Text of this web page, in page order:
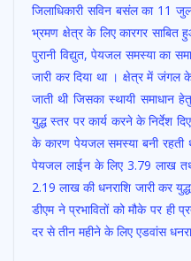
जिलाधिकारी सविन बसंल का 11
भ्रमण क्षेत्र के लिए कारगर साबित
पुरानी विद्युत, पेयजल समस्या का
जारी कर दिया था । क्षेत्र में जंगल
जाती थी जिसका स्थायी समाधान
युद्ध स्तर पर कार्य करने के निर्देश
के कारण पेयजल समस्या बनी रहती
पेयजल लाईन के लिए 3.79 लाख तथा
2.19 लाख की धनराशि जारी कर
डीएम ने प्रभावितों को मौके पर ही
दर से तीन महीने के लिए एडवांस